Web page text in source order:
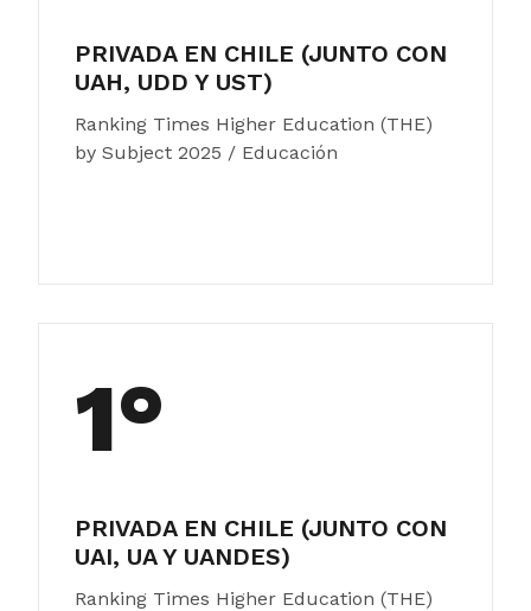
PRIVADA EN CHILE (JUNTO CON
UAH, UDD Y UST)
Ranking Times Higher Education (THE)
by Subject 2025 / Educación
1°
PRIVADA EN CHILE (JUNTO CON
UAI, UA Y UANDES)
Ranking Times Higher Education (THE)